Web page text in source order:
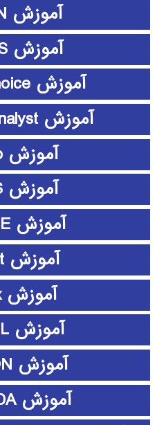
آموزش ePLAN
آموزش ETABS
آموزش expert choice
آموزش Frontier Analyst
آموزش github
آموزش HFSS
آموزش HSPICE
آموزش L-Edit
آموزش Latex
آموزش LISREL
آموزش LUMION
آموزش MAXQDA